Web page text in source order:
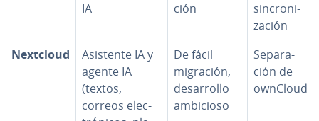
IA
ción
si­n­cro­ni­
za­ción
Nextcloud
Asistente IA y
agente IA
(textos,
correos ele­c­
De fácil
migración,
de­sa­rro­llo
ambicioso
Se­pa­ra­
ción de
ownCloud